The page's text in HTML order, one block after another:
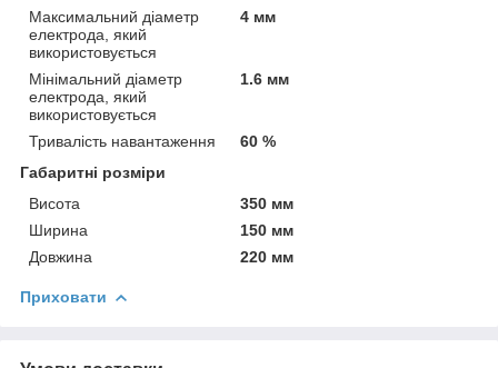
Максимальний діаметр
електрода, який
використовується
4 мм
Мінімальний діаметр
електрода, який
використовується
1.6 мм
Тривалість навантаження
60 %
Габаритні розміри
Висота
350 мм
Ширина
150 мм
Довжина
220 мм
Приховати